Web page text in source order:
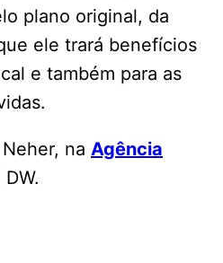
plano original, da
ele trará benefícios
e também para as
na Agência
DW.